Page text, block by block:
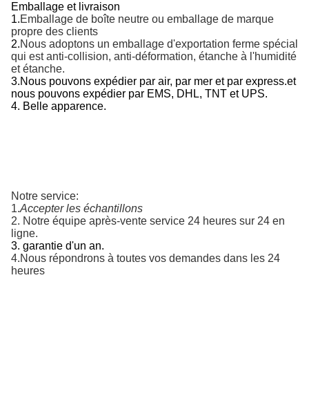
Emballage et livraison
1.Emballage de boîte neutre ou emballage de marque
propre des clients
2.Nous adoptons un emballage d'exportation ferme spécial
qui est anti-collision, anti-déformation, étanche à l'humidité
et étanche.
3.Nous pouvons expédier par air, par mer et par express.et
nous pouvons expédier par EMS, DHL, TNT et UPS.
4. Belle apparence.
Notre service:
1.Accepter les échantillons
2. Notre équipe après-vente service 24 heures sur 24 en
ligne.
3. garantie d'un an.
4.Nous répondrons à toutes vos demandes dans les 24
heures